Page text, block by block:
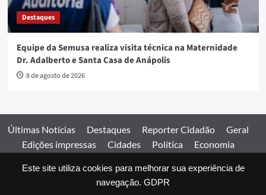
Este site utiliza cookies para melhorar sua experiência de
navegação. GDPR
Destaques
Equipe da Semusa realiza visita técnica na Maternidade
Dr. Adalberto e Santa Casa de Anápolis
8 de agosto de 2026
Últimas Notícias Destaques Reporter Cidadão
Geral
Edições impressas
Cidades Política
Economia
Comercial
Edições impressas Expediente Home